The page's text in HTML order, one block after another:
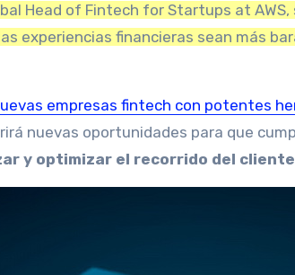
Head of Fintech for Startups at
experiencias financieras sean más
empresas fintech con potentes
nuevas oportunidades para que
y optimizar el recorrido del cliente